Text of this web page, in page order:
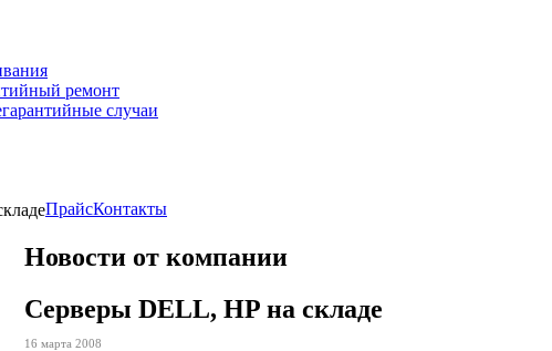
ремонт
случаи
ПрайсКонтакты
Новости от компании
Серверы DELL, HP на складе
16 марта 2008